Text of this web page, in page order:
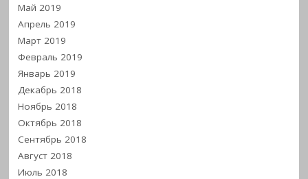
Май 2019
Апрель 2019
Март 2019
Февраль 2019
Январь 2019
Декабрь 2018
Ноябрь 2018
Октябрь 2018
Сентябрь 2018
Август 2018
Июль 2018